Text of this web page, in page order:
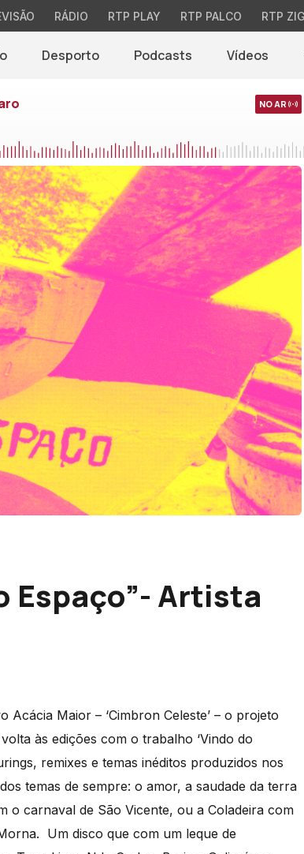
RÁDIO RTP PLAY RTP PALCO RTP
Desporto Podcasts Vídeos
NO AR
Espaço”- Artista
Maior – ‘Cimbron Celeste’ – o projeto
às edições com o trabalho ‘Vindo do
remixes e temas inéditos produzidos nos
temas de sempre: o amor, a saudade da terra
o carnaval de São Vicente, ou a Coladeira com
Um disco que com um leque de